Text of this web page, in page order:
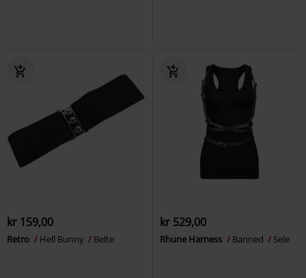
kr 159,00
Retro Hell Bunny Belte
kr 529,00
Rhune Harness Banned Sele